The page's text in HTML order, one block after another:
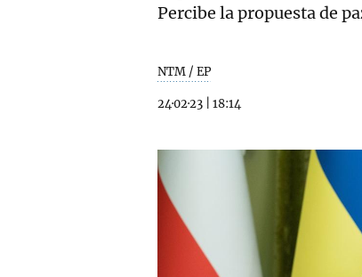
Percibe la propuesta de
NTM / EP
24·02·23 18:14